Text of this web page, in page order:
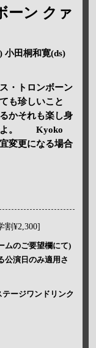
ーン クァ
小田桐和寛(ds)
・トロンボーン
も珍しいこと
かそれも楽し身
よ。 Kyoko
変更になる場合
割¥2,300]
ムのご要望欄にて)
公演日のみ適用さ
ージワンドリンク